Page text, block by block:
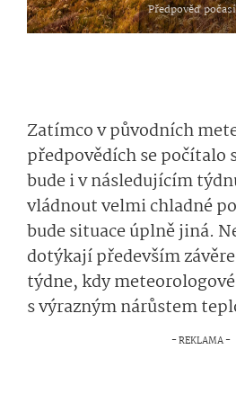
Předpověď
Zatímco v původních
předpovědích se počítalo
bude i v následujícím
vládnout velmi chladné
bude situace úplně jiná.
dotýkají především
týdne, kdy
s výrazným nárůstem